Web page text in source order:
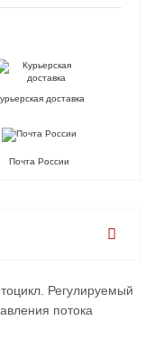
доставка
Почта России
Регулируемый
потока